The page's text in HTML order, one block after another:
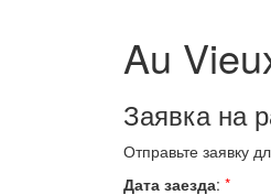
Au
Заявка на
Отправьте заявку
Дата заезда: *